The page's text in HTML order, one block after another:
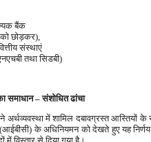
बैंक
को छोड़कर),
संस्थाएं
तथा सिडबी)
समाधान – संशोधित ढांचा
ने अर्थव्यवस्था में शामिल दबावग्रस्त आस्तियों
के अधिनियमन को देखते हुए यह